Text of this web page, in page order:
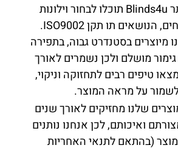
באתר Blinds4u תוכלו לבחור וילונות
מבדים משובחים, הנושאים תו תקן ISO9002.
מיוצרים בסטנדרט גבוה, בתפירה
מושלם ולכן נשמרים לאורך
טיפים רבים לתחזוקה וניקוי,
על מראה המוצר.
שלנו מחזיקים לאורך שנים
ואיכותם, לכן אנחנו נותנים
(בהתאם לתנאי האחריות